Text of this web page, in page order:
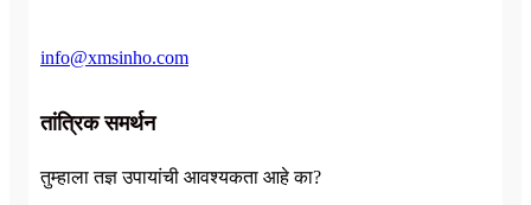
info@xmsinho.com
तांत्रिक समर्थन
तुम्हाला तज्ञ उपायांची आवश्यकता आहे का?